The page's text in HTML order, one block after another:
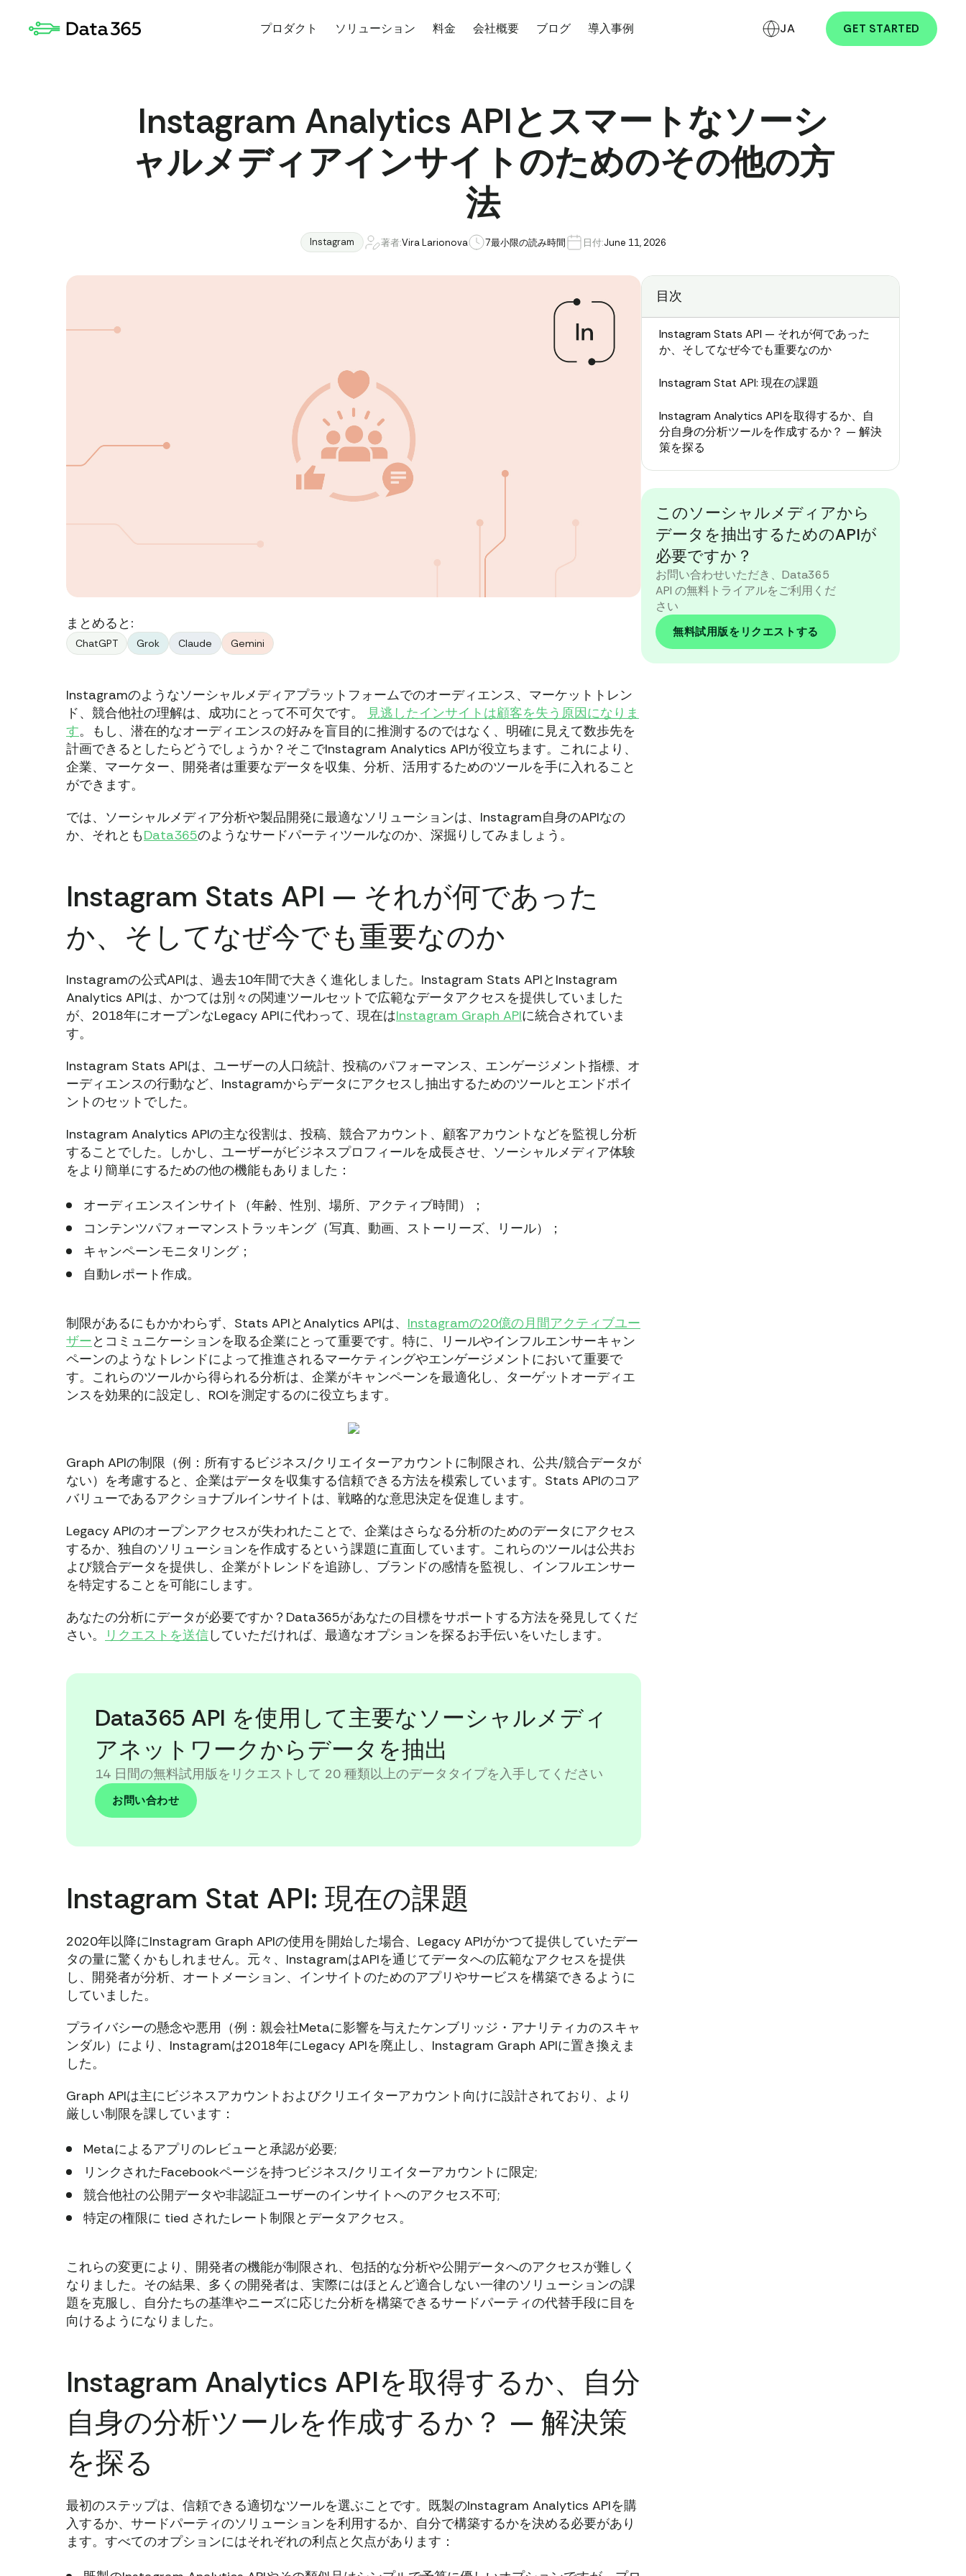
プロダクト ソリューション 料金 会社概要 ブログ 導入事例 JA GET STARTED
Instagram Analytics APIとスマートなソーシ
ャルメディアインサイトのためのその他の方
法
Instagram 著者:Vira Larionova 7最小限の読み時間 日付:June 11, 2026
まとめると:
ChatGPT Grok Claude Gemini
Instagramのようなソーシャルメディアプラットフォームでのオーディエンス、マーケットトレン
ド、競合他社の理解は、成功にとって不可欠です。 見逃したインサイトは顧客を失う原因になりま
す。もし、潜在的なオーディエンスの好みを盲目的に推測するのではなく、明確に見えて数歩先を
計画できるとしたらどうでしょうか？そこでInstagram Analytics APIが役立ちます。これにより、
企業、マーケター、開発者は重要なデータを収集、分析、活用するためのツールを手に入れること
ができます。
では、ソーシャルメディア分析や製品開発に最適なソリューションは、Instagram自身のAPIなの
か、それともData365のようなサードパーティツールなのか、深掘りしてみましょう。
Instagram Stats API — それが何であった
か、そしてなぜ今でも重要なのか
Instagramの公式APIは、過去10年間で大きく進化しました。Instagram Stats APIとInstagram
Analytics APIは、かつては別々の関連ツールセットで広範なデータアクセスを提供していました
が、2018年にオープンなLegacy APIに代わって、現在はInstagram Graph APIに統合されていま
す。
Instagram Stats APIは、ユーザーの人口統計、投稿のパフォーマンス、エンゲージメント指標、オ
ーディエンスの行動など、Instagramからデータにアクセスし抽出するためのツールとエンドポイ
ントのセットでした。
Instagram Analytics APIの主な役割は、投稿、競合アカウント、顧客アカウントなどを監視し分析
することでした。しかし、ユーザーがビジネスプロフィールを成長させ、ソーシャルメディア体験
をより簡単にするための他の機能もありました：
オーディエンスインサイト（年齢、性別、場所、アクティブ時間）；
コンテンツパフォーマンストラッキング（写真、動画、ストーリーズ、リール）；
キャンペーンモニタリング；
自動レポート作成。
制限があるにもかかわらず、Stats APIとAnalytics APIは、 Instagramの20億の月間アクティブユー
ザーとコミュニケーションを取る企業にとって重要です。特に、リールやインフルエンサーキャン
ペーンのようなトレンドによって推進されるマーケティングやエンゲージメントにおいて重要で
す。これらのツールから得られる分析は、企業がキャンペーンを最適化し、ターゲットオーディエ
ンスを効果的に設定し、ROIを測定するのに役立ちます。
Graph APIの制限（例：所有するビジネス/クリエイターアカウントに制限され、公共/競合データが
ない）を考慮すると、企業はデータを収集する信頼できる方法を模索しています。Stats APIのコア
バリューであるアクショナブルインサイトは、戦略的な意思決定を促進します。
Legacy APIのオープンアクセスが失われたことで、企業はさらなる分析のためのデータにアクセス
するか、独自のソリューションを作成するという課題に直面しています。これらのツールは公共お
よび競合データを提供し、企業がトレンドを追跡し、ブランドの感情を監視し、インフルエンサー
を特定することを可能にします。
あなたの分析にデータが必要ですか？Data365があなたの目標をサポートする方法を発見してくだ
さい。
リクエストを送信していただければ、最適なオプションを探るお手伝いをいたします。
Data365 API を使用して主要なソーシャルメディ
アネットワークからデータを抽出
14 日間の無料試用版をリクエストして 20 種類以上のデータタイプを入手してください
お問い合わせ
Instagram Stat API: 現在の課題
2020年以降にInstagram Graph APIの使用を開始した場合、Legacy APIがかつて提供していたデー
タの量に驚くかもしれません。元々、InstagramはAPIを通じてデータへの広範なアクセスを提供
し、開発者が分析、オートメーション、インサイトのためのアプリやサービスを構築できるように
していました。
プライバシーの懸念や悪用（例：親会社Metaに影響を与えたケンブリッジ・アナリティカのスキャ
ンダル）により、Instagramは2018年にLegacy APIを廃止し、Instagram Graph APIに置き換えま
した。
Graph APIは主にビジネスアカウントおよびクリエイターアカウント向けに設計されており、より
厳しい制限を課しています：
Metaによるアプリのレビューと承認が必要;
リンクされたFacebookページを持つビジネス/クリエイターアカウントに限定;
競合他社の公開データや非認証ユーザーのインサイトへのアクセス不可;
特定の権限に tied されたレート制限とデータアクセス。
これらの変更により、開発者の機能が制限され、包括的な分析や公開データへのアクセスが難しく
なりました。その結果、多くの開発者は、実際にはほとんど適合しない一律のソリューションの課
題を克服し、自分たちの基準やニーズに応じた分析を構築できるサードパーティの代替手段に目を
向けるようになりました。
Instagram Analytics APIを取得するか、自分
自身の分析ツールを作成するか？ — 解決策
を探る
最初のステップは、信頼できる適切なツールを選ぶことです。既製のInstagram Analytics APIを購
入するか、サードパーティのソリューションを利用するか、自分で構築するかを決める必要があり
ます。すべてのオプションにはそれぞれの利点と欠点があります：
目次
Instagram Stats API — それが何であった
か、そしてなぜ今でも重要なのか
Instagram Stat API: 現在の課題
Instagram Analytics APIを取得するか、自
分自身の分析ツールを作成するか？ — 解決
策を探る
このソーシャルメディアから
データを抽出するためのAPIが
必要ですか？
お問い合わせいただき、Data365
API の無料トライアルをご利用くだ
さい
無料試用版をリクエストする